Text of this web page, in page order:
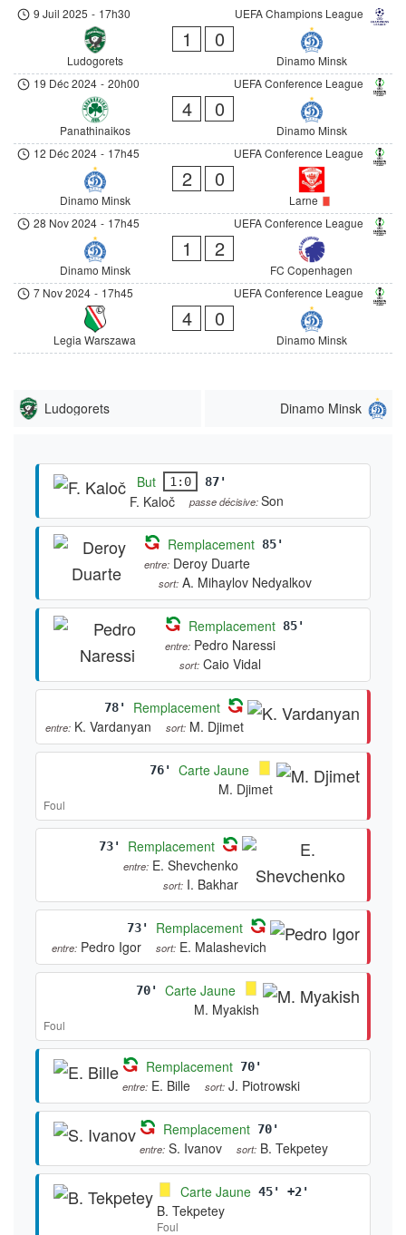
UEFA Champions League
9 Juil 2025 - 17h30
Ludogorets
1 0
Dinamo Minsk
UEFA Conference League
19 Déc 2024 - 20h00
Panathinaikos
4 0
Dinamo Minsk
UEFA Conference League
12 Déc 2024 - 17h45
Dinamo Minsk
2 0
Larne
UEFA Conference League
28 Nov 2024 - 17h45
Dinamo Minsk
1 2
FC Copenhagen
UEFA Conference League
7 Nov 2024 - 17h45
Legia Warszawa
4 0
Dinamo Minsk
Ludogorets Dinamo Minsk
But 1:0 87'
F. Kaloč passe décisive:Son
Remplacement 85'
entre: Deroy Duarte
sort: A. Mihaylov Nedyalkov
Remplacement 85'
entre: Pedro Naressi
sort: Caio Vidal
78' Remplacement
entre: K. Vardanyan sort: M. Djimet
76'
Carte Jaune
M. Djimet
Foul
73' Remplacement
entre: E. Shevchenko
sort: I. Bakhar
73' Remplacement
entre: Pedro Igor sort: E. Malashevich
70'
Carte Jaune
M. Myakish
Foul
Remplacement 70'
entre: E. Bille sort: J. Piotrowski
Remplacement 70'
entre: S. Ivanov sort: B. Tekpetey
Carte Jaune 45' +2'
B. Tekpetey
Foul